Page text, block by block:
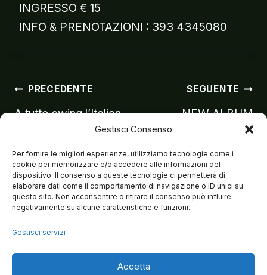
Gestisci Consenso
Per fornire le migliori esperienze, utilizziamo tecnologie come i
cookie per memorizzare e/o accedere alle informazioni del
dispositivo. Il consenso a queste tecnologie ci permetterà di
elaborare dati come il comportamento di navigazione o ID unici su
questo sito. Non acconsentire o ritirare il consenso può influire
negativamente su alcune caratteristiche e funzioni.
Gestisci servizi
Accetta
INGRESSO € 15
INFO & PRENOTAZIONI : 393 4345080
articoli
PRECEDENTE
A tutto swing l’Italian
Crooner torna in
Puglia
SEGUENTE
NEW ALBUM
TRAILERS with
MELITA TONIOLO